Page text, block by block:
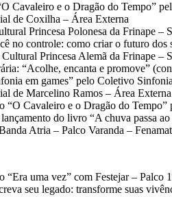
Cavaleiro e o Dragão do Tempo”
de Coxilha – Área Externa
Princesa Polonesa da Frinape –
no controle: como criar o futuro
Princesa Alemã da Frinape –
“Acolhe, encanta e promove”
em games” pelo Coletivo
de Marcelino Ramos – Área Externa
“O Cavaleiro e o Dragão do
lançamento do livro “A chuva passa
Atria – Palco Varanda –
“Era uma vez” com Festejar – Palco
seu legado: transforme suas